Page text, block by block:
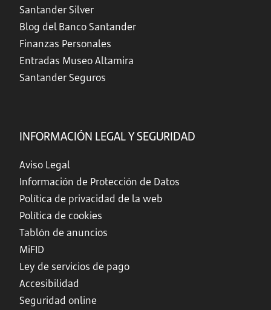
Santander Silver
Blog del Banco Santander
Finanzas Personales
Entradas Museo Altamira
Santander Seguros
INFORMACIÓN LEGAL Y SEGURIDAD
Aviso Legal
Información de Protección de Datos
Política de privacidad de la web
Política de cookies
Tablón de anuncios
MiFID
Ley de servicios de pago
Accesibilidad
Seguridad online